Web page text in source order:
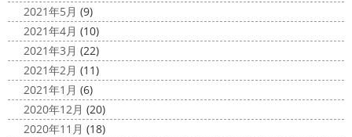
2021年5月 (9)
2021年4月 (10)
2021年3月 (22)
2021年2月 (11)
2021年1月 (6)
2020年12月 (20)
2020年11月 (18)